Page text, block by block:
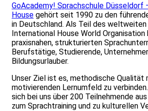
GoAcademy! Sprachschule Düsseldorf
House gehört seit 1990 zu den
in Deutschland. Als Teil des
International House World
praxisnahen, strukturierten
Berufstätige, Studierende,
Bildungsurlauber.
Unser Ziel ist es, methodische Qualität
motivierenden Lernumfeld zu
sich bei uns über 200 Teilnehmende
zum Sprachtraining und zu kulturellen